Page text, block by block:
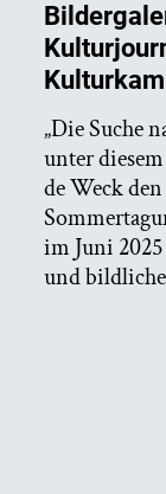
„Die Suche
unter
de Weck
im Juni
und